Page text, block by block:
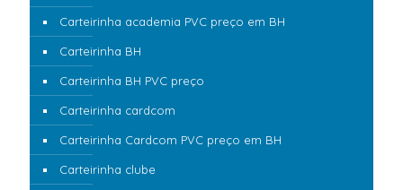
Carteirinha academia PVC preço em BH
Carteirinha BH
Carteirinha BH PVC preço
Carteirinha cardcom
Carteirinha Cardcom PVC preço em BH
Carteirinha clube